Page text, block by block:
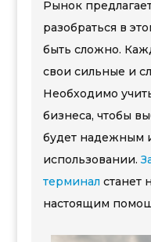
Рынок
разобраться в
быть сложно.
свои сильные и
Необходимо
бизнеса, чтобы
будет надежным
использовании.
терминал станет
настоящим